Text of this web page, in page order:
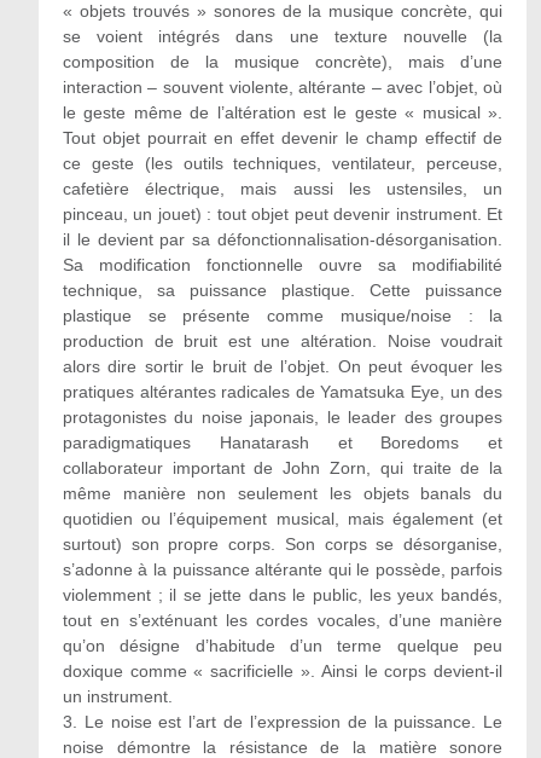
« objets trouvés » sonores de la musique concrète, qui
se voient intégrés dans une texture nouvelle (la
composition de la musique concrète), mais d’une
interaction – souvent violente, altérante – avec l’objet, où
le geste même de l’altération est le geste « musical ».
Tout objet pourrait en effet devenir le champ effectif de
ce geste (les outils techniques, ventilateur, perceuse,
cafetière électrique, mais aussi les ustensiles, un
pinceau, un jouet) : tout objet peut devenir instrument. Et
il le devient par sa défonctionnalisation-désorganisation.
Sa modification fonctionnelle ouvre sa modifiabilité
technique, sa puissance plastique. Cette puissance
plastique se présente comme musique/noise : la
production de bruit est une altération. Noise voudrait
alors dire sortir le bruit de l’objet. On peut évoquer les
pratiques altérantes radicales de Yamatsuka Eye, un des
protagonistes du noise japonais, le leader des groupes
paradigmatiques Hanatarash et Boredoms et
collaborateur important de John Zorn, qui traite de la
même manière non seulement les objets banals du
quotidien ou l’équipement musical, mais également (et
surtout) son propre corps. Son corps se désorganise,
s’adonne à la puissance altérante qui le possède, parfois
violemment ; il se jette dans le public, les yeux bandés,
tout en s’exténuant les cordes vocales, d’une manière
qu’on désigne d’habitude d’un terme quelque peu
doxique comme « sacrificielle ». Ainsi le corps devient-il
un instrument.
3. Le noise est l’art de l’expression de la puissance. Le
noise démontre la résistance de la matière sonore